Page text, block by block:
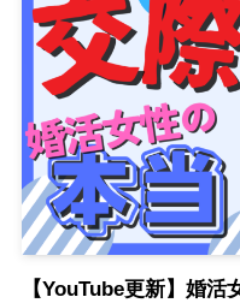
【YouTube更新】婚